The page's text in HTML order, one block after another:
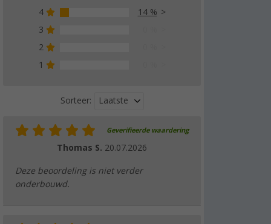
4
14 %
3
2
1
Sorteer: Laatste
Geverifieerde waardering
Thomas S. 20.07.2026
Deze beoordeling is niet verder
onderbouwd.